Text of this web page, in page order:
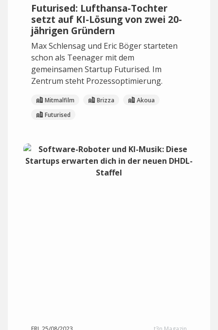
Futurised: Lufthansa-Tochter
setzt auf KI-Lösung von zwei 20-
jährigen Gründern
Max Schlensag und Eric Böger starteten
schon als Teenager mit dem
gemeinsamen Startup Futurised. Im
Zentrum steht Prozessoptimierung.
Mitmalfilm Brizza
Akoua
Futurised